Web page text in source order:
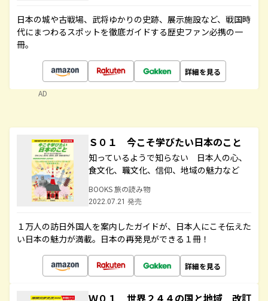
日本の城や古戦場、武将ゆかりの史跡、展示施設など、戦国時
代にまつわるスポットを徹底ガイドする歴史ファン必携の一
冊。
詳細を見る
AD
Ｓ０１ 今こそ学びたい日本のこと
知っているようで知らない 日本人の心、
食文化、職文化、信仰、地域の魅力など
BOOKS 旅の読み物
2022.07.21 発売
１万人の訪日外国人を案内したガイドが、日本人にこそ伝えた
い日本の魅力が満載。日本の再発見ができる１冊！
詳細を見る
Ｗ０１ 世界２４４の国と地域 改訂